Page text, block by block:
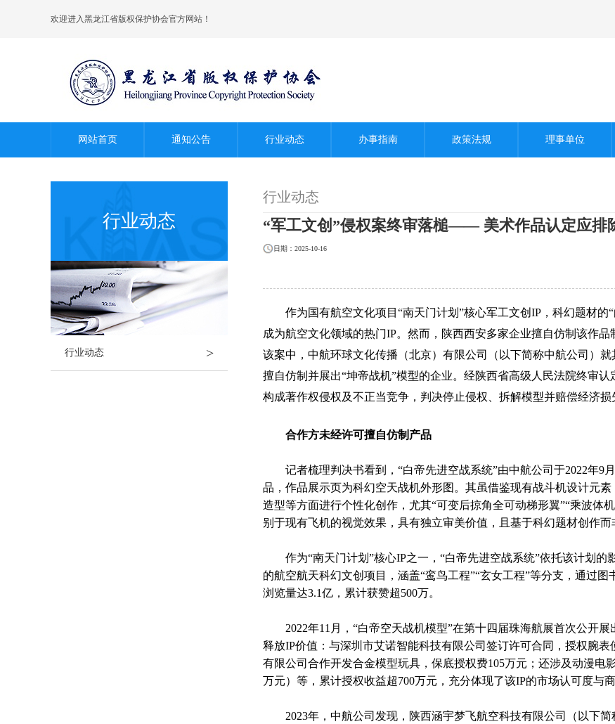
欢迎进入黑龙江省版权保护协会官方网站！
网站首页 通知公告 行业动态 办事指南 政策法规 理事单位
行业动态
行业动态 >
行业动态
“军工文创”侵权案终审落槌—— 美术作品认定应排
日期：2025-10-16
作为国有航空文化项目“南天门计划”核心军工文创IP，科幻题材的“
成为航空文化领域的热门IP。然而，陕西西安多家企业擅自仿制该作品
该案中，中航环球文化传播（北京）有限公司（以下简称中航公司）
擅自仿制并展出“坤帝战机”模型的企业。经陕西省高级人民法院终审
构成著作权侵权及不正当竞争，判决停止侵权、拆解模型并赔偿经济损
合作方未经许可擅自仿制产品
记者梳理判决书看到，“白帝先进空战系统”由中航公司于2022年9
品，作品展示页为科幻空天战机外形图。其虽借鉴现有战斗机设计元
造型等方面进行个性化创作，尤其“可变后掠角全可动梯形翼”“乘波体
别于现有飞机的视觉效果，具有独立审美价值，且基于科幻题材创作
作为“南天门计划”核心IP之一，“白帝先进空战系统”依托该计划的
的航空航天科幻文创项目，涵盖“鸾鸟工程”“玄女工程”等分支，通过
浏览量达3.1亿，累计获赞超500万。
2022年11月，“白帝空天战机模型”在第十四届珠海航展首次公开展
释放IP价值：与深圳市艾诺智能科技有限公司签订许可合同，授权腕
有限公司合作开发合金模型玩具，保底授权费105万元；还涉及动漫电
万元）等，累计授权收益超700万元，充分体现了该IP的市场认可度与商
2023年，中航公司发现，陕西涵宇梦飞航空科技有限公司（以下简